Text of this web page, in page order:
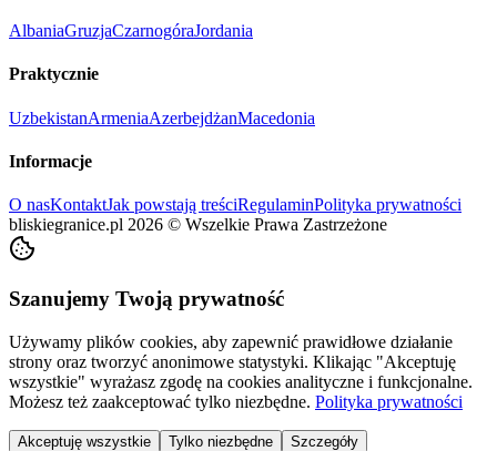
AlbaniaGruzjaCzarnogóraJordania
Praktycznie
UzbekistanArmeniaAzerbejdżanMacedonia
Informacje
O nasKontaktJak powstają treściRegulaminPolityka prywatności
bliskiegranice.pl 2026 © Wszelkie Prawa Zastrzeżone
Szanujemy Twoją prywatność
Używamy plików cookies, aby zapewnić prawidłowe działanie
strony oraz tworzyć anonimowe statystyki. Klikając "Akceptuję
wszystkie" wyrażasz zgodę na cookies analityczne i funkcjonalne.
Możesz też zaakceptować tylko niezbędne. Polityka prywatności
Akceptuję wszystkie Tylko niezbędne Szczegóły